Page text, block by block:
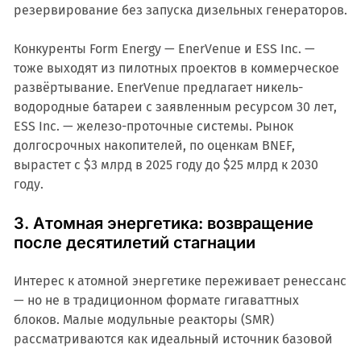
резервирование без запуска дизельных генераторов.
Конкуренты Form Energy — EnerVenue и ESS Inc. —
тоже выходят из пилотных проектов в коммерческое
развёртывание. EnerVenue предлагает никель-
водородные батареи с заявленным ресурсом 30 лет,
ESS Inc. — железо-проточные системы. Рынок
долгосрочных накопителей, по оценкам BNEF,
вырастет с $3 млрд в 2025 году до $25 млрд к 2030
году.
3. Атомная энергетика: возвращение
после десятилетий стагнации
Интерес к атомной энергетике переживает ренессанс
— но не в традиционном формате гигаваттных
блоков. Малые модульные реакторы (SMR)
рассматриваются как идеальный источник базовой